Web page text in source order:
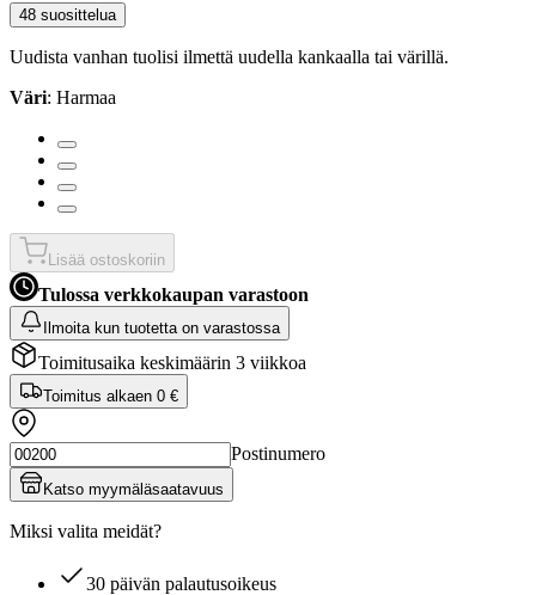
48 suosittelua
Uudista vanhan tuolisi ilmettä uudella kankaalla tai värillä.
Väri: Harmaa
Lisää ostoskoriin
Tulossa verkkokaupan varastoon
Ilmoita kun tuotetta on varastossa
Toimitusaika keskimäärin 3 viikkoa
Toimitus alkaen 0 €
Postinumero
Katso myymäläsaatavuus
Miksi valita meidät?
30 päivän palautusoikeus